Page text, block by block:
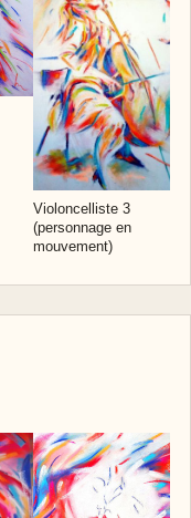
Violoncelliste 3
(personnage en
mouvement)